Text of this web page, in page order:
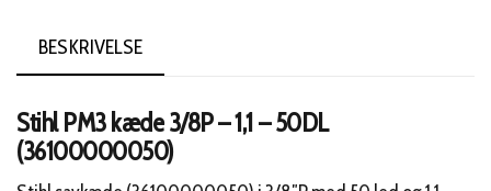
BESKRIVELSE
Stihl PM3 kæde 3/8P – 1,1 – 50DL
(36100000050)